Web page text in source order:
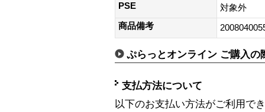
PSE
対象外
商品備考
ぷらっとオンライン ご購入の
支払方法について
以下のお支払い方法がご利用で